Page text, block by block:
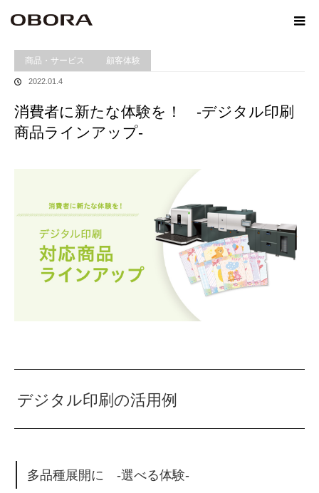
Winformation
消費者に新たな体験を！ -デジタル印刷商品ラインアップ-
商品・サービス 顧客体験
2022.01.4
消費者に新たな体験を！ -デジタル印刷
商品ラインアップ-
デジタル印刷の活用例
多品種展開に -選べる体験-